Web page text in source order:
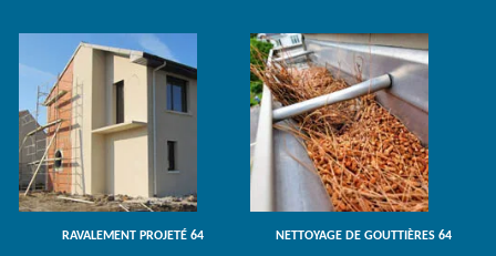
RAVALEMENT PROJETÉ 64 NETTOYAGE DE GOUTTIÈRES 64